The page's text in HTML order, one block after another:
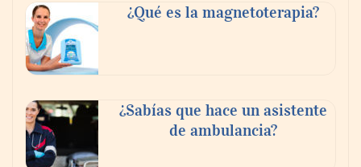
buscan proyectar talento mexicano y
fortalecer el turismo médico
¿Qué es la magnetoterapia?
¿Sabías que hace un asistente
de ambulancia?